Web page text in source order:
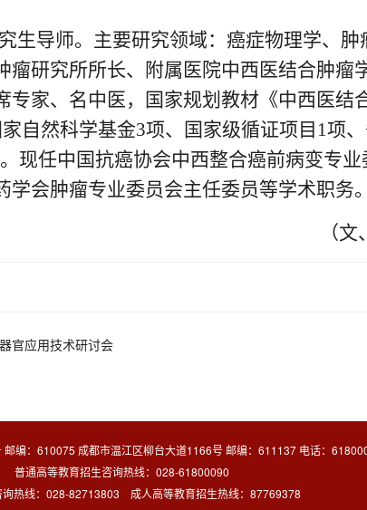
生导师。主要研究领域：癌症物理学、肿
研究所所长、附属医院中西医结合肿瘤
家、名中医，国家规划教材《中西医结
自然科学基金3项、国家级循证项目1项
现任中国抗癌协会中西整合癌前病变专
会肿瘤专业委员会主任委员等学术职务。
（
官应用技术研讨会
邮编：610075 成都市温江区柳台大道1166号 邮编：611137 电话：
普通高等教育招生咨询热线：028-61800090
询热线：028-82713803 成人高等教育招生热线：87769378